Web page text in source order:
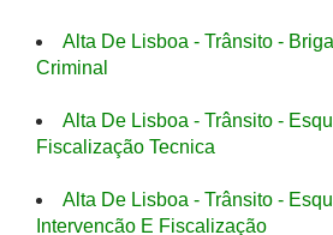
Alta De Lisboa - Trânsito -
Criminal
Alta De Lisboa - Trânsito -
Fiscalização Tecnica
Alta De Lisboa - Trânsito -
Intervencão E Fiscalização